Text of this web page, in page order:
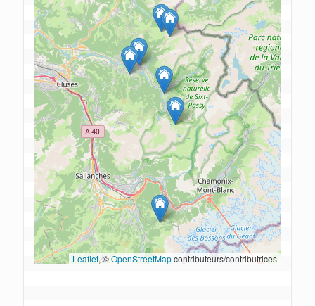
Leaflet, © OpenStreetMap contributeurs/contributrices